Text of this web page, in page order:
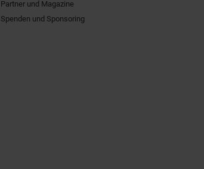
Partner und Magazine
Spenden und Sponsoring